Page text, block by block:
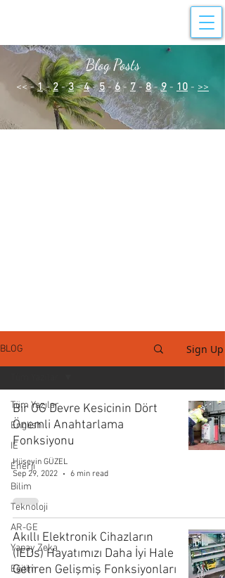
Blog Posts
<< - 1 - 2-3 -4 -5-6- 7 -8 - 9 - 10 - >>
BLOG Sign Up
Tüm Yazılar
English
IE
Enerji
Bilim
Teknoloji
AR-GE
Yapay Zeka
Eğitim
Bir OG Devre Kesicinin Dört
Önemli Anahtarlama
Fonksiyonu
Hüseyin GÜZEL
Sep 29, 2022
6 min read
Akıllı Elektronik Cihazların
(IEDs) Hayatımızı Daha İyi Hale
Getiren Gelişmiş Fonksiyonları